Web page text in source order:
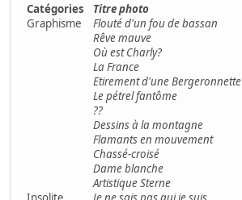
Catégories
Graphisme
Titre photo
Flouté d'un fou de bassan
Rêve mauve
Où est Charly?
La France
Etirement d'une Bergeronnette
Le pétrel fantôme
??
Dessins à la montagne
Flamants en mouvement
Chassé-croisé
Dame blanche
Artistique Sterne